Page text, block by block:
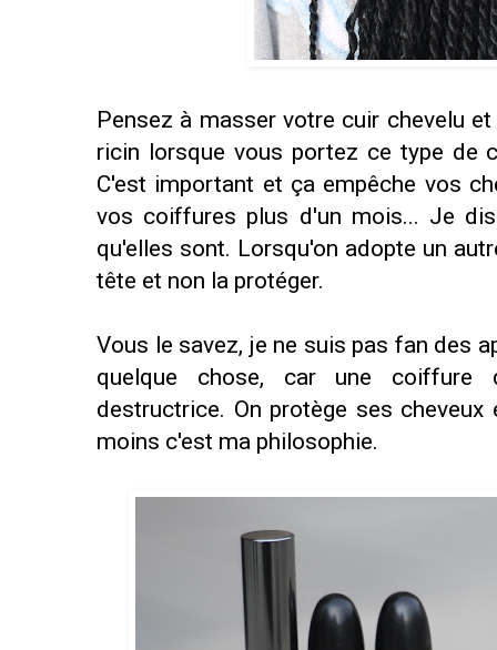
Pensez à masser votre cuir chevelu
ricin lorsque vous portez ce type de
C'est important et ça empêche vos
vos coiffures plus d'un mois... Je
qu'elles sont. Lorsqu'on adopte un
tête et non la protéger.
Vous le savez, je ne suis pas fan des
quelque chose, car une coiffure
destructrice. On protège ses
moins c'est ma philosophie.